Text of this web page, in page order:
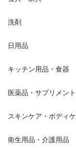
寝具・家具
洗剤
日用品